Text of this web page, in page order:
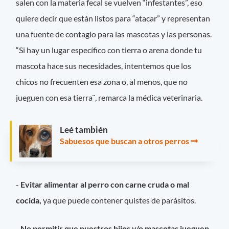
salen con la materia fecal se vuelven “infestantes”, eso
quiere decir que están listos para “atacar” y representan
una fuente de contagio para las mascotas y las personas.
“Si hay un lugar específico con tierra o arena donde tu
mascota hace sus necesidades, intentemos que los
chicos no frecuenten esa zona o, al menos, que no
jueguen con esa tierra¨, remarca la médica veterinaria.
Leé también
Sabuesos que buscan a otros perros
- Evitar alimentar al perro con carne cruda o mal
cocida, ya que puede contener quistes de parásitos.